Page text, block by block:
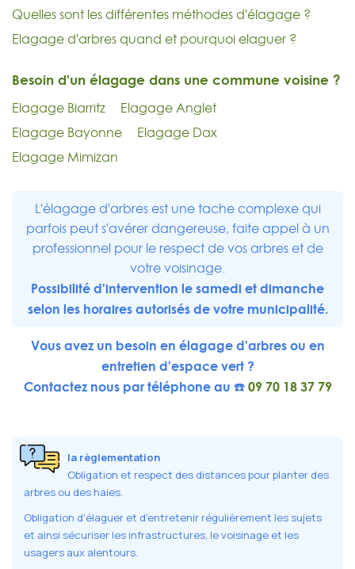
Quelles sont les différentes méthodes d'élagage ?
Elagage d'arbres quand et pourquoi elaguer ?
Besoin d'un élagage dans une commune voisine ?
Elagage Biarritz
Elagage Anglet
Elagage Bayonne
Elagage Dax
Elagage Mimizan
L'élagage d'arbres est une tache complexe qui
parfois peut s'avérer dangereuse, faite appel à un
professionnel pour le respect de vos arbres et de
votre voisinage.
Possibilité d'intervention le samedi et dimanche
selon les horaires autorisés de votre municipalité.
Vous avez un besoin en élagage d'arbres ou en
entretien d'espace vert ?
Contactez nous par téléphone au ☎️09 70 18 37 79
la règlementation
Obligation et respect des distances pour planter des
arbres ou des haies.
Obligation d'élaguer et d'entretenir régulièrement les sujets
et ainsi sécuriser les infrastructures, le voisinage et les
usagers aux alentours.